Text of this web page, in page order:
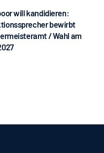
will kandidieren:
bewirbt
/ Wahl am